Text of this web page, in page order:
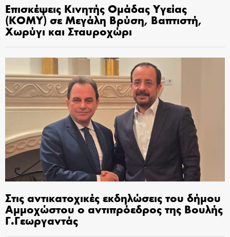
Επισκέψεις Κινητής Ομάδας Υγείας
(ΚΟΜΥ) σε Μεγάλη Βρύση, Βαπτιστή,
Χωρύγι και Σταυροχώρι
Στις αντικατοχικές εκδηλώσεις του δήμου
Αμμοχώστου ο αντιπρόεδρος της Βουλής
Γ.Γεωργαντάς